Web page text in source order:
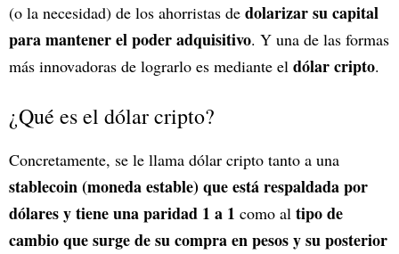
(o la necesidad) de los ahorristas de dolarizar su capital
para mantener el poder adquisitivo. Y una de las formas
más innovadoras de lograrlo es mediante el dólar cripto.
¿Qué es el dólar cripto?
Concretamente, se le llama dólar cripto tanto a una
stablecoin (moneda estable) que está respaldada por
dólares y tiene una paridad 1 a 1 como al tipo de
cambio que surge de su compra en pesos y su posterior